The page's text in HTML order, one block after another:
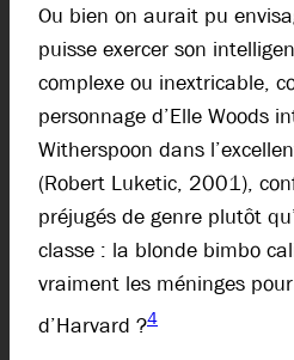
Ou bien on aurait pu
puisse exercer son
complexe ou inextricable,
personnage d’Elle Woods
Witherspoon dans
(Robert Luketic, 2001),
préjugés de genre plutôt
classe : la blonde bimbo
vraiment les méninges
d’Harvard ?4